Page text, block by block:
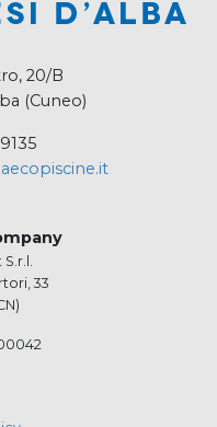
20/B
(Cuneo)
33